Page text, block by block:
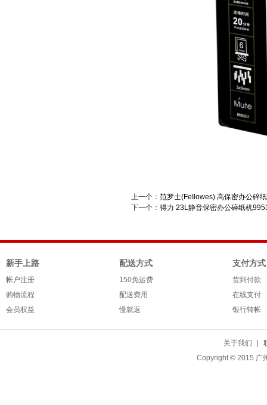
上一个： 范罗士(FeIlowes) 高保密办公碎
下一个： 得力 23L静音保密办公碎纸机
新手上路
帐户注册
购物流程
会员权益
配送方式
150免运费
配送费用
慢就返
支付方式
货到付款
在线支付
银行转帐
关于我们
Copyright © 2015 广